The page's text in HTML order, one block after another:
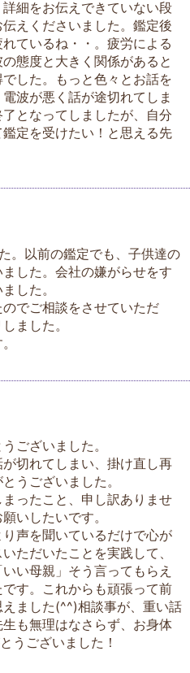
細をお伝えできていない段
えくださいました。鑑定後
ているね・・。疲労による
態度と大きく関係があると
した。もっと色々とお話を
波が悪く話が途切れてしま
となってしましたが、自分
定を受けたい！と思える先
。以前の鑑定でも、子供達の
した。会社の嫌がらせをす
した。
でご相談をさせていただ
ました。
ございました。
切れてしまい、掛け直し再
うございました。
ったこと、申し訳ありませ
いしたいです。
声を聞いているだけで心が
ただいたことを実践して、
い母親」そう言ってもらえ
す。これからも頑張って前
ました(^^)相談事が、重い話
も無理はなさらず、お身体
うございました！